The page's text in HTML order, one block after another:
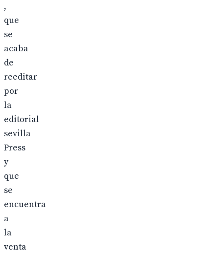
,
que
se
acaba
de
reeditar
por
la
editorial
sevilla
Press
y
que
se
encuentra
a
la
venta